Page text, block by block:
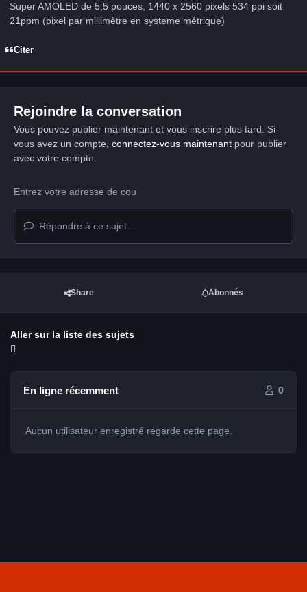
Super AMOLED de 5,5 pouces, 1440 x 2560 pixels 534 ppi soit
21ppm (pixel par millimètre en systeme métrique)
Citer
Rejoindre la conversation
Vous pouvez publier maintenant et vous inscrire plus tard. Si
vous avez un compte, connectez-vous maintenantpour publier
avec votre compte.
Répondre à ce sujet…
Share Abonnés
Aller sur la liste des sujets
En ligne récemment 0
Aucun utilisateur enregistré regarde cette page.